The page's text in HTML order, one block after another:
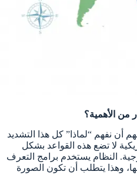
من الأهمية؟
أن نفهم “لماذا” كل هذا التشديد
لا تضع هذه القواعد بشكل
النظام يستخدم برامج التعرف
وهذا يتطلب أن تكون الصورة